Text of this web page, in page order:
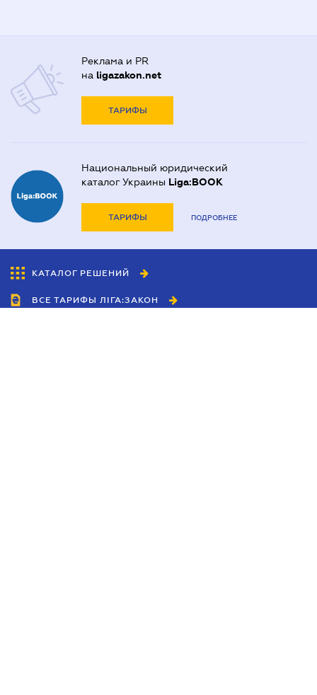
Реклама и PR
на ligazakon.net
ТАРИФЫ
Национальный юридический
каталог Украины Liga:BOOK
ТАРИФЫ ПОДРОБНЕЕ
КАТАЛОГ РЕШЕНИЙ
ВСЕ ТАРИФЫ ЛІГА:ЗАКОН